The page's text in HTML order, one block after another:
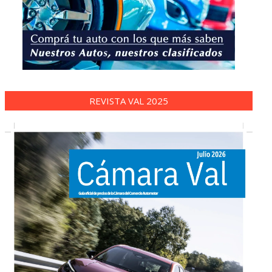
REVISTA VAL 2025